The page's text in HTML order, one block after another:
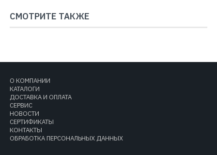
СМОТРИТЕ ТАКЖЕ
О КОМПАНИИ
КАТАЛОГИ
ДОСТАВКА И ОПЛАТА
СЕРВИС
НОВОСТИ
СЕРТИФИКАТЫ
КОНТАКТЫ
ОБРАБОТКА ПЕРСОНАЛЬНЫХ ДАННЫХ